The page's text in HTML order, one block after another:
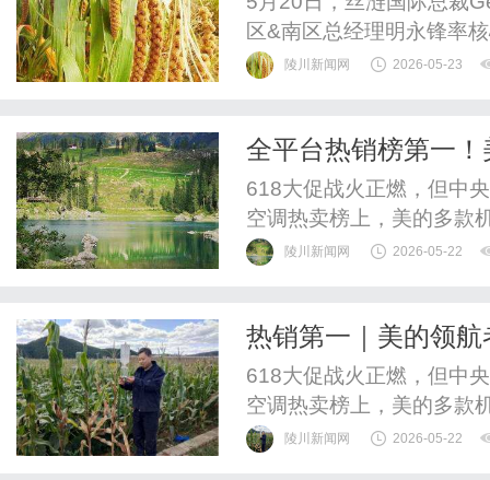
区&南区总经理明永锋率
事长朱总携核心高层热情
觅、哇噻、晴山、兮雅、
陵川新闻网 2026-05-23
全平台热销榜第一
义家用高端中央空调
618大促战火正燃，但中
空调热卖榜上，美的多款
上，美的霸榜前二；在抖
气，恰恰源于中国南北
陵川新闻网 2026-05-22
热销第一｜美的领
中央空调五榜封神
618大促战火正燃，但中
空调热卖榜上，美的多款
上，美的霸榜前二；在抖
陵川新闻网 2026-05-22